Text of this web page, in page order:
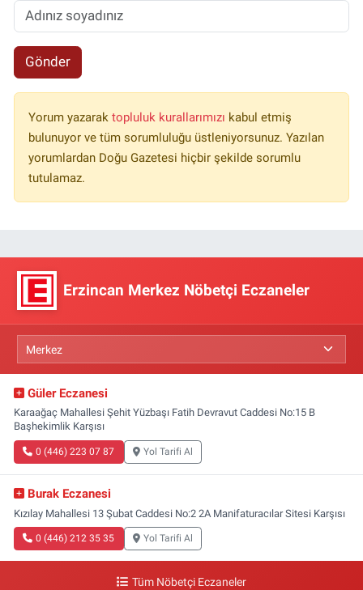
Gönder
Yorum yazarak topluluk kurallarımızı kabul etmiş
bulunuyor ve tüm sorumluluğu üstleniyorsunuz. Yazılan
yorumlardan Doğu Gazetesi hiçbir şekilde sorumlu
tutulamaz.
Erzincan Merkez Nöbetçi Eczaneler
Güler Eczanesi
Karaağaç Mahallesi Şehit Yüzbaşı Fatih Devravut Caddesi No:15 B
Başhekimlik Karşısı
0 (446) 223 07 87 Yol Tarifi Al
Burak Eczanesi
Kızılay Mahallesi 13 Şubat Caddesi No:2 2A Manifaturacılar Sitesi Karşısı
0 (446) 212 35 35 Yol Tarifi Al
Tüm Nöbetçi Eczaneler